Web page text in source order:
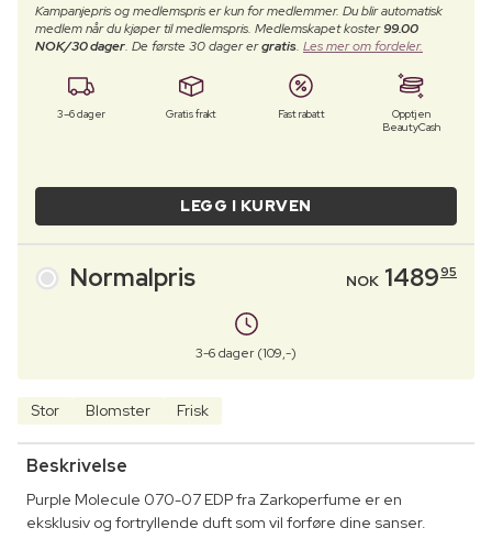
Kampanjepris og medlemspris er kun for medlemmer. Du blir automatisk
medlem når du kjøper til medlemspris. Medlemskapet koster99.00
NOK/30 dager. De første 30 dager ergratis. Les mer om fordeler.
3–6 dager Gratis frakt Fast rabatt
Opptjen
BeautyCash
LEGG I KURVEN
Normalpris NOK 148995
3-6 dager (109,-)
Stor Blomster Frisk
Beskrivelse
Purple Molecule 070-07 EDP fra Zarkoperfume er en
eksklusiv og fortryllende duft som vil forføre dine sanser.